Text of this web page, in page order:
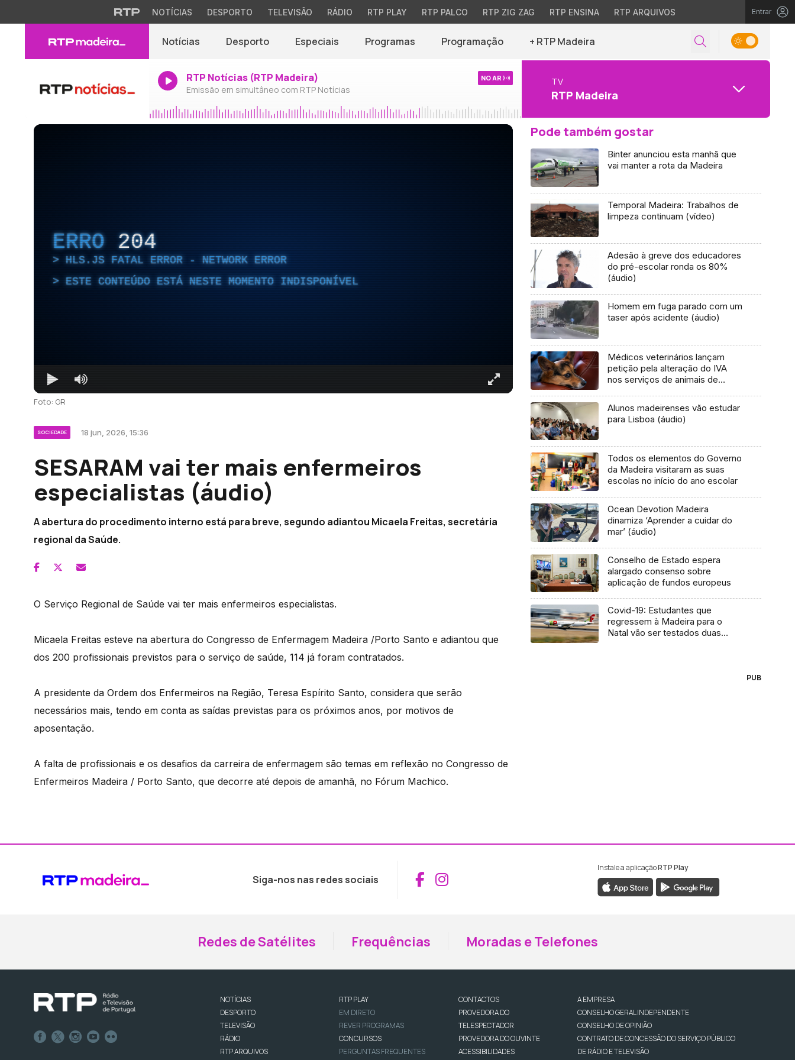
NOTÍCIAS DESPORTO TELEVISÃO RÁDIO RTP PLAY RTP PALCO RTP ZIG ZAG RTP ENSINA RTP ARQUIVOS Entrar
Notícias Desporto Especiais Programas Programação + RTP Madeira
RTP Notícias (RTP Madeira)
Emissão em simultâneo com RTP Notícias
NO AR TV
RTP Madeira
ERRO 204
HLS.JS FATAL ERROR - NETWORK ERROR
ESTE CONTEÚDO ESTÁ NESTE MOMENTO INDISPONÍVEL
Foto: GR
SOCIEDADE 18 jun, 2026, 15:36
SESARAM vai ter mais enfermeiros
especialistas (áudio)
A abertura do procedimento interno está para breve, segundo adiantou Micaela Freitas, secretária
regional da Saúde.
O Serviço Regional de Saúde vai ter mais enfermeiros especialistas.
Micaela Freitas esteve na abertura do Congresso de Enfermagem Madeira /Porto Santo e adiantou que
dos 200 profissionais previstos para o serviço de saúde, 114 já foram contratados.
A presidente da Ordem dos Enfermeiros na Região, Teresa Espírito Santo, considera que serão
necessários mais, tendo em conta as saídas previstas para os próximos anos, por motivos de
aposentação.
A falta de profissionais e os desafios da carreira de enfermagem são temas em reflexão no Congresso de
Enfermeiros Madeira / Porto Santo, que decorre até depois de amanhã, no Fórum Machico.
Pode também gostar
Binter anunciou esta manhã que
vai manter a rota da Madeira
Temporal Madeira: Trabalhos de
limpeza continuam (vídeo)
Adesão à greve dos educadores
do pré-escolar ronda os 80%
(áudio)
Homem em fuga parado com um
taser após acidente (áudio)
Médicos veterinários lançam
petição pela alteração do IVA
nos serviços de animais de
Alunos madeirenses vão estudar
para Lisboa (áudio)
Todos os elementos do Governo
da Madeira visitaram as suas
escolas no início do ano escolar
Ocean Devotion Madeira
dinamiza ‘Aprender a cuidar do
mar’ (áudio)
Conselho de Estado espera
alargado consenso sobre
aplicação de fundos europeus
Covid-19: Estudantes que
regressem à Madeira para o
Natal vão ser testados duas
PUB
Siga-nos nas redes sociais Aceder ao Facebook da RTP Madeira
Aceder ao Instagram da RTP Madeira
Instale a aplicaçãoRTP Play
Redes de Satélites Frequências Moradas e Telefones
NOTÍCIAS
DESPORTO
TELEVISÃO
RÁDIO
RTP ARQUIVOS
RTP PLAY
EM DIRETO
REVER PROGRAMAS
CONCURSOS
PERGUNTAS FREQUENTES
CONTACTOS
PROVEDORA DO
TELESPECTADOR
PROVEDORA DO OUVINTE
ACESSIBILIDADES
A EMPRESA
CONSELHO GERAL INDEPENDENTE
CONSELHO DE OPINIÃO
CONTRATO DE CONCESSÃO DO SERVIÇO PÚBLICO
DE RÁDIO E TELEVISÃO